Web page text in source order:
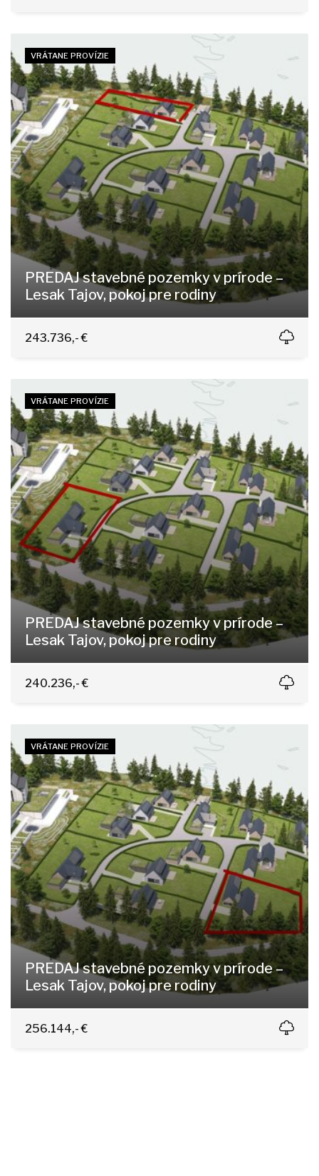
VRÁTANE PROVÍZIE
PREDAJ stavebné pozemky v prírode –
Lesak Tajov, pokoj pre rodiny
Tajov
243.736,- €
VRÁTANE PROVÍZIE
PREDAJ stavebné pozemky v prírode –
Lesak Tajov, pokoj pre rodiny
Tajov
240.236,- €
VRÁTANE PROVÍZIE
PREDAJ stavebné pozemky v prírode –
Lesak Tajov, pokoj pre rodiny
Tajov
256.144,- €